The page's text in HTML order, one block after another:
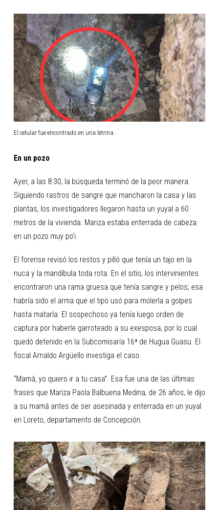
El celular fue encontrado en una letrina.
En un pozo
Ayer, a las 8:30, la búsqueda terminó de la peor manera.
Siguiendo rastros de sangre que mancharon la casa y las
plantas, los investigadores llegaron hasta un yuyal a 60
metros de la vivienda. Mariza estaba enterrada de cabeza
en un pozo muy po’i.
El forense revisó los restos y pilló que tenía un tajo en la
nuca y la mandíbula toda rota. En el sitio, los intervinientes
encontraron una rama gruesa que tenía sangre y pelos; esa
habría sido el arma que el tipo usó para molerla a golpes
hasta matarla. El sospechoso ya tenía luego orden de
captura por haberle garroteado a su exesposa, por lo cual
quedó detenido en la Subcomisaría 16ª de Hugua Guasu. El
fiscal Arnaldo Argüello investiga el caso.
“Mamá, yo quiero ir a tu casa”. Esa fue una de las últimas
frases que Mariza Paola Balbuena Medina, de 26 años, le dijo
a su mamá antes de ser asesinada y enterrada en un yuyal
en Loreto, departamento de Concepción.